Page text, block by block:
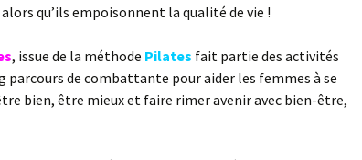
qu’ils empoisonnent la qualité de vie !
, issue de la méthode Pilates fait partie des activités
parcours de combattante pour aider les femmes à se
bien, être mieux et faire rimer avenir avec bien-être,